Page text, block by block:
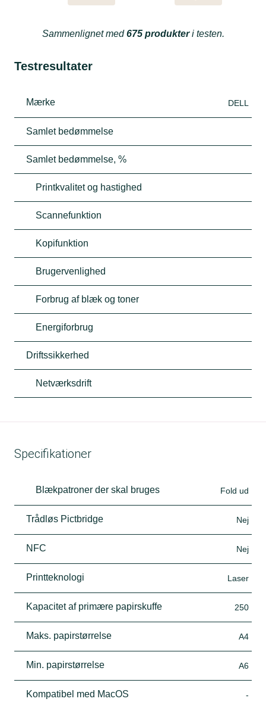
Sammenlignet med675 produkteri testen.
Testresultater
Mærke DELL
Samlet bedømmelse
Samlet bedømmelse, %
Printkvalitet og hastighed
Scannefunktion
Kopifunktion
Brugervenlighed
Forbrug af blæk og toner
Energiforbrug
Driftssikkerhed
Netværksdrift
Specifikationer
Blækpatroner der skal bruges Fold ud
Trådløs Pictbridge Nej
NFC Nej
Printteknologi Laser
Kapacitet af primære papirskuffe 250
Maks. papirstørrelse A4
Min. papirstørrelse A6
Kompatibel med MacOS -